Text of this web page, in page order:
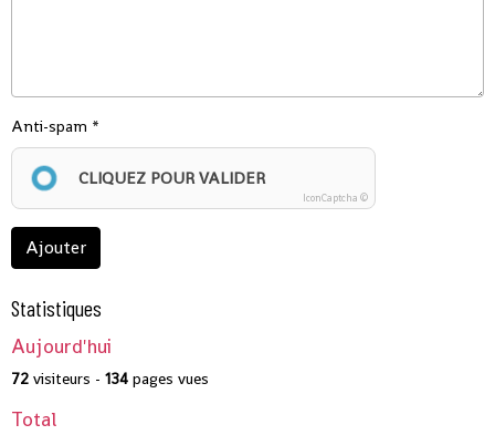
Anti-spam
CLIQUEZ POUR VALIDER
IconCaptcha ©
Ajouter
Statistiques
Aujourd'hui
72 visiteurs - 134 pages vues
Total